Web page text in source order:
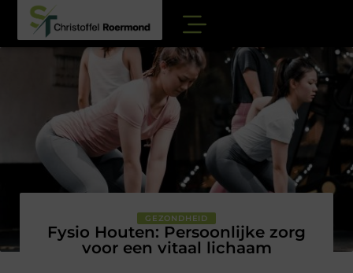
GEZONDHEID
Fysio Houten: Persoonlijke zorg
voor een vitaal lichaam